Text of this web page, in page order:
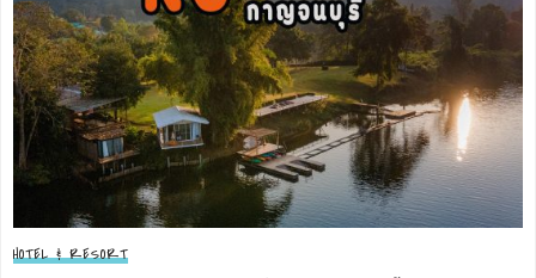
HOTEL & RESORT